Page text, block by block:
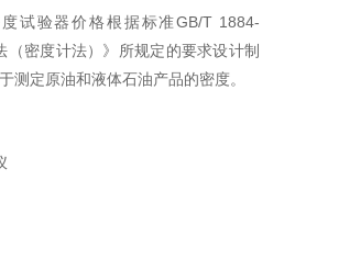
试验器价格根据标准GB/T 1884-
密度计法）》所规定的要求设计制
测定原油和液体石油产品的密度。